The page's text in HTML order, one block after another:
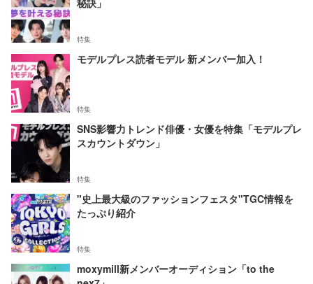
秘訣」
特集
モデルプレス読者モデル 新メンバー加入！
特集
SNS影響力トレンド俳優・女優を特集「モデルプレ
スカウントダウン」
特集
"史上最大級のファッションフェスタ"TGC情報を
たっぷり紹介
特集
moxymill新メンバーオーディション「to the